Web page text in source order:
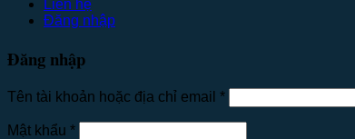
Liên hệ
Đăng nhập
Đăng nhập
Tên tài khoản hoặc địa chỉ email *
Mật khẩu *